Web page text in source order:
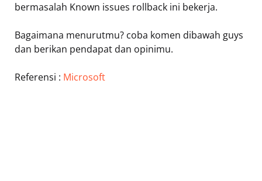
bermasalah Known issues rollback ini bekerja.
Bagaimana menurutmu? coba komen dibawah guys
dan berikan pendapat dan opinimu.
Referensi : Microsoft